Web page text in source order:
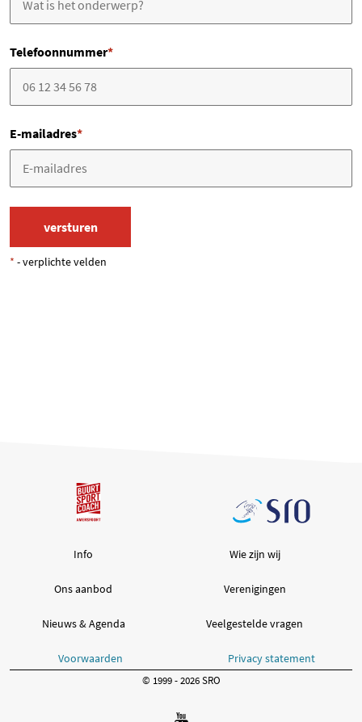
Telefoonnummer*
E-mailadres*
* - verplichte velden
Info
Ons aanbod
Nieuws & Agenda
Wie zijn wij
Verenigingen
Veelgestelde vragen
Voorwaarden Privacy statement
© 1999 - 2026 SRO